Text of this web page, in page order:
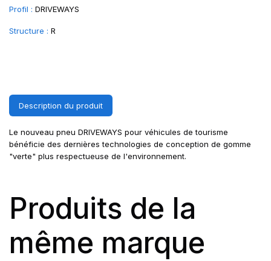
Profil : DRIVEWAYS
Structure : R
Description du produit
Le nouveau pneu DRIVEWAYS pour véhicules de tourisme
bénéficie des dernières technologies de conception de gomme
"verte" plus respectueuse de l'environnement.
Produits de la
même marque